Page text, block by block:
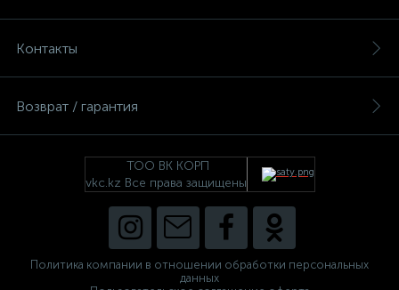
Контакты
Возврат / гарантия
ТОО ВК КОРП
vkc.kz Все права защищены
Политика компании в отношении обработки персональных
данных